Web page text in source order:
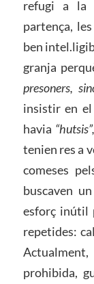
refugi a la
partença,
ben
granja
presoners,
insistir en
havia “hutsis”,
tenien res a
comeses
buscaven
esforç inútil
repetides:
prohibida,